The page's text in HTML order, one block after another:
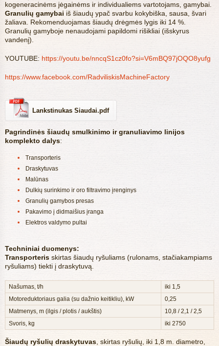
kogeneracinėms jėgainėms ir individualiems vartotojams, gamybai.
Granulių gamybai iš šiaudų ypač svarbu kokybiška, sausa, švari
žaliava. Rekomenduojamas šiaudų drėgmės lygis iki 14 %.
Granulių gamyboje nenaudojami papildomi rišikliai (išskyrus
vandenį).
YOUTUBE: https://youtu.be/nncqS1cz0fo?si=V6mBQ97jOQO8yufg
https://www.facebook.com/RadviliskisMachineFactory
Lankstinukas Siaudai.pdf
Pagrindinės šiaudų smulkinimo ir granuliavimo linijos
komplekto dalys:
Transporteris
Draskytuvas
Malūnas
Dulkių surinkimo ir oro filtravimo įrenginys
Granulių gamybos presas
Pakavimo į didmaišius įranga
Elektros valdymo pultai
Techniniai duomenys:
Transporteris skirtas šiaudų ryšuliams (rulonams, stačiakampiams
ryšuliams) tiekti į draskytuvą.
Našumas, t/h
iki 1,5
Motoreduktoriaus galia (su dažnio keitikliu), kW
0,25
Matmenys, m (ilgis / plotis / aukštis)
10,8 / 2,1 / 2,5
Svoris, kg
iki 2750
Šiaudų ryšulių draskytuvas , skirtas ryšulių, iki 1,8 m. diametro,